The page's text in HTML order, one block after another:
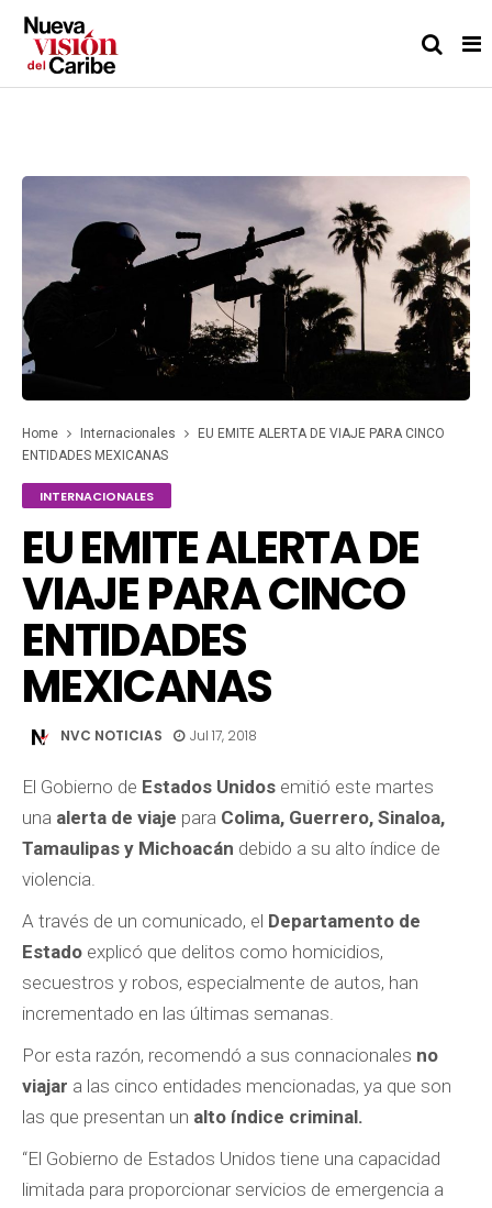
Home Internacionales
EU EMITE ALERTA DE VIAJE PARA CINCO
ENTIDADES MEXICANAS
INTERNACIONALES
EU EMITE ALERTA DE
VIAJE PARA CINCO
ENTIDADES
MEXICANAS
NVC NOTICIAS Jul 17, 2018
El Gobierno de Estados Unidos emitió este martes
una alerta de viaje para Colima, Guerrero, Sinaloa,
Tamaulipas y Michoacán debido a su alto índice de
violencia.
A través de un comunicado, el Departamento de
Estado explicó que delitos como homicidios,
secuestros y robos, especialmente de autos, han
incrementado en las últimas semanas.
Por esta razón, recomendó a sus connacionales no
viajar a las cinco entidades mencionadas, ya que son
las que presentan un alto índice criminal.
“El Gobierno de Estados Unidos tiene una capacidad
limitada para proporcionar servicios de emergencia a